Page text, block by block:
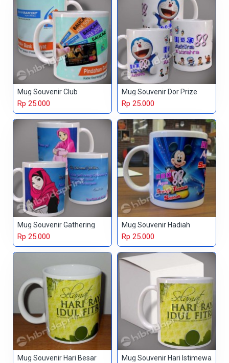
Mug Souvenir Club
Rp 25.000
Mug Souvenir Dor Prize
Rp 25.000
Mug Souvenir Gathering
Rp 25.000
Mug Souvenir Hadiah
Rp 25.000
Mug Souvenir Hari Besar Mug Souvenir Hari Istimewa